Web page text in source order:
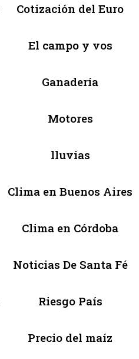
Cotización del Euro
El campo y vos
Ganadería
Motores
lluvias
Clima en Buenos Aires
Clima en Córdoba
Noticias De Santa Fé
Riesgo País
Precio del maíz